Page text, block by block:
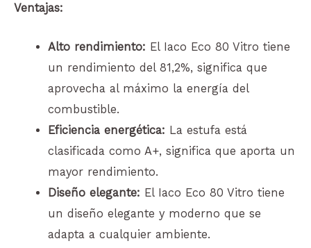
Ventajas:
Alto rendimiento: El Iaco Eco 80 Vitro tiene
un rendimiento del 81,2%, significa que
aprovecha al máximo la energía del
combustible.
Eficiencia energética: La estufa está
clasificada como A+, significa que aporta un
mayor rendimiento.
Diseño elegante: El Iaco Eco 80 Vitro tiene
un diseño elegante y moderno que se
adapta a cualquier ambiente.